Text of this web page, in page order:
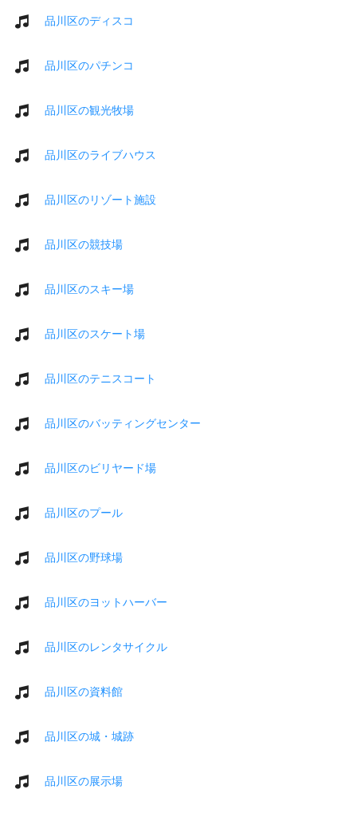
品川区のディスコ
品川区のパチンコ
品川区の観光牧場
品川区のライブハウス
品川区のリゾート施設
品川区の競技場
品川区のスキー場
品川区のスケート場
品川区のテニスコート
品川区のバッティングセンター
品川区のビリヤード場
品川区のプール
品川区の野球場
品川区のヨットハーバー
品川区のレンタサイクル
品川区の資料館
品川区の城・城跡
品川区の展示場